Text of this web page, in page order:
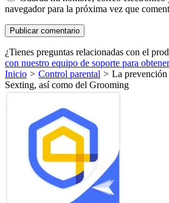
navegador para la próxima vez que
¿Tienes preguntas relacionadas con el
con nuestro equipo de soporte para
Inicio > Control parental > La
Sexting, así como del Grooming